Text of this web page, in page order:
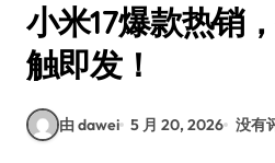
小米17爆款热销
触即发！
由 dawei 5 月 20, 2026 没有